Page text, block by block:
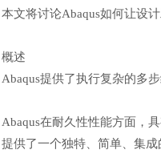
本文将讨论Abaqus如何让设
概述
Abaqus提供了执行复杂的多
Abaqus在耐久性性能方面，
提供了一个独特、简单、集